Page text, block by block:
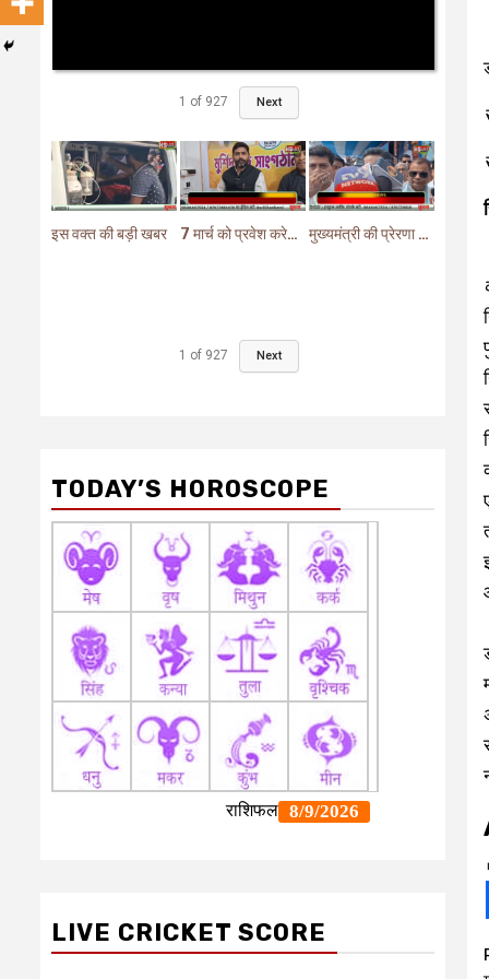
1 of 927 Next
इस वक्त की बड़ी खबर 7 मार्च को प्रवेश करेगा मुर्शिदाबाद में बीजेपी का परिवर्तन यात्रा रथ मुख्यमंत्री की प्रेरणा से दो महत्वपूर्ण योजनाओं का हुआ शिलान्यास
1 of 927 Next
TODAY’S HOROSCOPE
LIVE CRICKET SCORE